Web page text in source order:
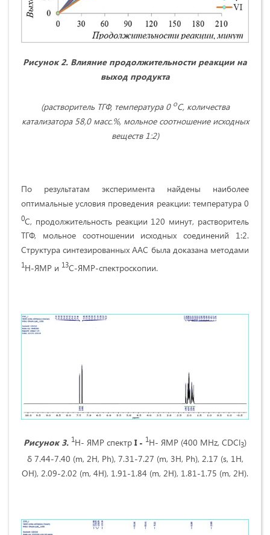
Рисунок 2. Влияние продолжительности реакции на
выход продукта
(растворитель ТГФ, температура 0 oC, количества
катализатора 58,0 масс.%, мольное соотношение исходных
веществ 1:2)
По результатам эксперимента найдены наиболее
оптимальные условия проведения реакции: температура 0
0C, продолжительность реакции 120 минут, растворитель
TГФ, мольное соотношении исходных соединений 1:2.
Структура синтезированных ААС была доказана методами
1H-ЯМР и 13C-ЯМР-спектроскопии.
Рисунок 3. 1H- ЯМР спектр I - 1H- ЯМР (400 MHz, CDCl3)
δ 7.44-7.40 (m, 2H, Ph), 7.31-7.27 (m, 3H, Ph), 2.17 (s, 1H,
OH), 2.09-2.02 (m, 4H), 1.91-1.84 (m, 2H), 1.81-1.75 (m, 2H).